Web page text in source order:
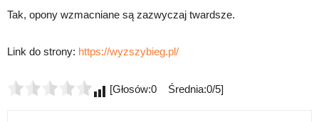
Tak, opony wzmacniane są zazwyczaj twardsze.
Link do strony: https://wyzszybieg.pl/
[Głosów:0 Średnia:0/5]